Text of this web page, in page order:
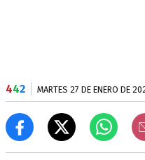
442 MARTES 27 DE ENERO DE